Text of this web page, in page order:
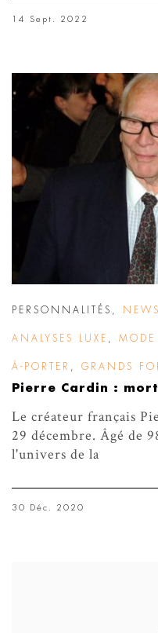
14 Sept. 2022
PERSONNALITÉS
ANALYSES LUXE MODE
À-PORTER GRANDS
Pierre Cardin :
Le créateur français
29 décembre. Âgé de
l'univers de la
30 Déc. 2020